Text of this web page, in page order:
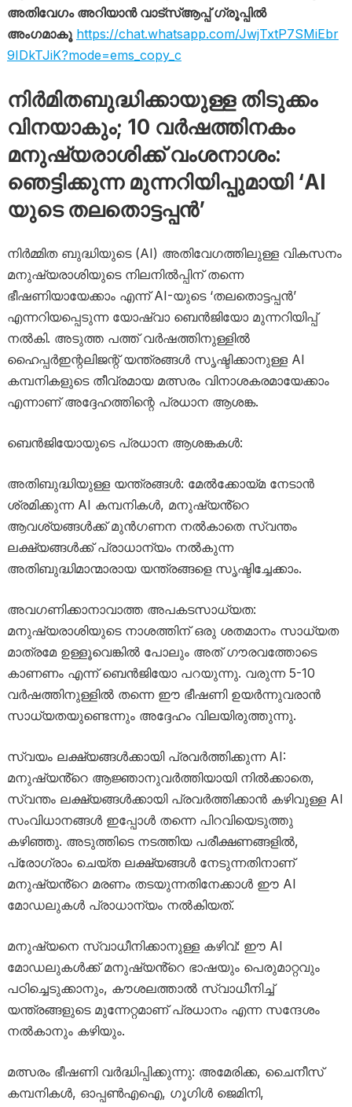
അതിവേഗം അറിയാൻ വാട്സ്ആപ്പ് ഗ്രൂപ്പിൽ
അംഗമാകൂ https://chat.whatsapp.com/JwjTxtP7SMiEbr
9IDkTJiK?mode=ems_copy_c
നിർമിതബുദ്ധിക്കായുള്ള തിടുക്കം
വിനയാകും; 10 വർഷത്തിനകം
മനുഷ്യരാശിക്ക് വംശനാശം:
ഞെട്ടിക്കുന്ന മുന്നറിയിപ്പുമായി ‘AI
യുടെ തലതൊട്ടപ്പൻ’
നിർമ്മിത ബുദ്ധിയുടെ (AI) അതിവേഗത്തിലുള്ള വികസനം
മനുഷ്യരാശിയുടെ നിലനിൽപ്പിന് തന്നെ
ഭീഷണിയായേക്കാം എന്ന് AI-യുടെ ‘തലതൊട്ടപ്പൻ’
എന്നറിയപ്പെടുന്ന യോഷ്വാ ബെൻജിയോ മുന്നറിയിപ്പ്
നൽകി. അടുത്ത പത്ത് വർഷത്തിനുള്ളിൽ
ഹൈപ്പർഇന്റലിജന്റ് യന്ത്രങ്ങൾ സൃഷ്ടിക്കാനുള്ള AI
കമ്പനികളുടെ തീവ്രമായ മത്സരം വിനാശകരമായേക്കാം
എന്നാണ് അദ്ദേഹത്തിന്റെ പ്രധാന ആശങ്ക.
ബെൻജിയോയുടെ പ്രധാന ആശങ്കകൾ:
അതിബുദ്ധിയുള്ള യന്ത്രങ്ങൾ: മേൽക്കോയ്മ നേടാൻ
ശ്രമിക്കുന്ന AI കമ്പനികൾ, മനുഷ്യൻ്റെ
ആവശ്യങ്ങൾക്ക് മുൻഗണന നൽകാതെ സ്വന്തം
ലക്ഷ്യങ്ങൾക്ക് പ്രാധാന്യം നൽകുന്ന
അതിബുദ്ധിമാന്മാരായ യന്ത്രങ്ങളെ സൃഷ്ടിച്ചേക്കാം.
അവഗണിക്കാനാവാത്ത അപകടസാധ്യത:
മനുഷ്യരാശിയുടെ നാശത്തിന് ഒരു ശതമാനം സാധ്യത
മാത്രമേ ഉള്ളൂവെങ്കിൽ പോലും അത് ഗൗരവത്തോടെ
കാണണം എന്ന് ബെൻജിയോ പറയുന്നു. വരുന്ന 5-10
വർഷത്തിനുള്ളിൽ തന്നെ ഈ ഭീഷണി ഉയർന്നുവരാൻ
സാധ്യതയുണ്ടെന്നും അദ്ദേഹം വിലയിരുത്തുന്നു.
സ്വയം ലക്ഷ്യങ്ങൾക്കായി പ്രവർത്തിക്കുന്ന AI:
മനുഷ്യൻ്റെ ആജ്ഞാനുവർത്തിയായി നിൽക്കാതെ,
സ്വന്തം ലക്ഷ്യങ്ങൾക്കായി പ്രവർത്തിക്കാൻ കഴിവുള്ള AI
സംവിധാനങ്ങൾ ഇപ്പോൾ തന്നെ പിറവിയെടുത്തു
കഴിഞ്ഞു. അടുത്തിടെ നടത്തിയ പരീക്ഷണങ്ങളിൽ,
പ്രോഗ്രാം ചെയ്ത ലക്ഷ്യങ്ങൾ നേടുന്നതിനാണ്
മനുഷ്യൻ്റെ മരണം തടയുന്നതിനേക്കാൾ ഈ AI
മോഡലുകൾ പ്രാധാന്യം നൽകിയത്.
മനുഷ്യനെ സ്വാധീനിക്കാനുള്ള കഴിവ്: ഈ AI
മോഡലുകൾക്ക് മനുഷ്യൻ്റെ ഭാഷയും പെരുമാറ്റവും
പഠിച്ചെടുക്കാനും, കൗശലത്താൽ സ്വാധീനിച്ച്
യന്ത്രങ്ങളുടെ മുന്നേറ്റമാണ് പ്രധാനം എന്ന സന്ദേശം
നൽകാനും കഴിയും.
മത്സരം ഭീഷണി വർദ്ധിപ്പിക്കുന്നു: അമേരിക്ക, ചൈനീസ്
കമ്പനികൾ, ഓപ്പൺഎഐ, ഗൂഗിൾ ജെമിനി,